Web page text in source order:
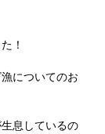
！
についてのお
息しているの